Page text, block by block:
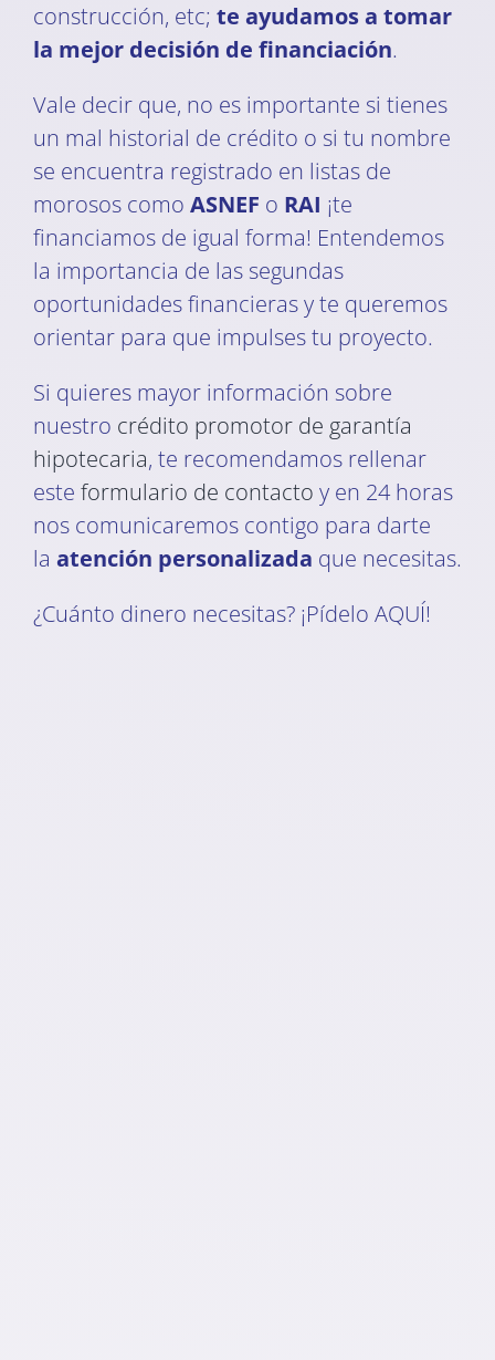
construcción, etc; te ayudamos a tomar
la mejor decisión de financiación.
Vale decir que, no es importante si tienes
un mal historial de crédito o si tu nombre
se encuentra registrado en listas de
morosos como ASNEF o RAI ¡te
financiamos de igual forma! Entendemos
la importancia de las segundas
oportunidades financieras y te queremos
orientar para que impulses tu proyecto.
Si quieres mayor información sobre
nuestro crédito promotor de garantía
hipotecaria, te recomendamos rellenar
este formulario de contacto y en 24 horas
nos comunicaremos contigo para darte
la atención personalizada que necesitas.
¿Cuánto dinero necesitas? ¡Pídelo AQUÍ!